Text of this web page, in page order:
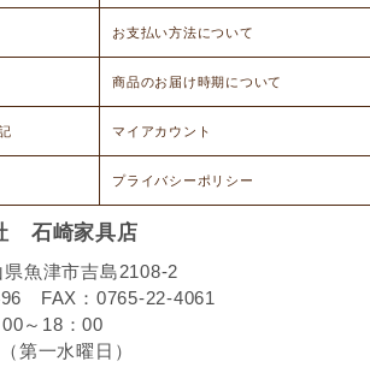
お支払い方法について
商品のお届け時期について
マイアカウント
プライバシーポリシー
石崎家具店
魚津市吉島2108-2
FAX：0765-22-4061
～18：00
一水曜日）